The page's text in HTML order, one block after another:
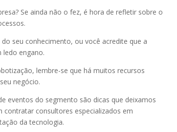
Se ainda não o fez, é hora de refletir sobre o
seu conhecimento, ou você acredite que a
engano.
lembre-se que há muitos recursos
negócio.
eventos do segmento são dicas que deixamos
contratar consultores especializados em
da tecnologia.